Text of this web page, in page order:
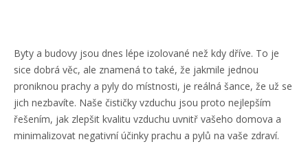
Byty a budovy jsou dnes lépe izolované než kdy dříve. To je
sice dobrá věc, ale znamená to také, že jakmile jednou
proniknou prachy a pyly do místnosti, je reálná šance, že už se
jich nezbavíte. Naše čističky vzduchu jsou proto nejlepším
řešením, jak zlepšit kvalitu vzduchu uvnitř vašeho domova a
minimalizovat negativní účinky prachu a pylů na vaše zdraví.